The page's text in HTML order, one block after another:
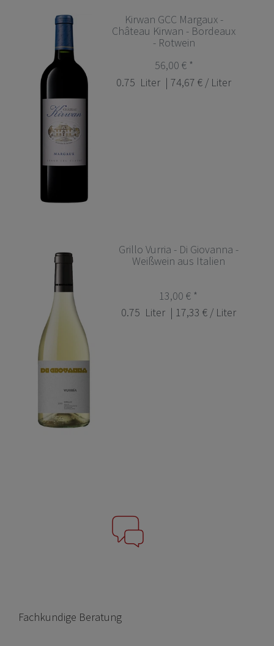
Kirwan GCC Margaux -
Château Kirwan - Bordeaux
- Rotwein
56,00 € *
0.75 Liter | 74,67 € / Liter
Grillo Vurria - Di Giovanna -
Weißwein aus Italien
13,00 € *
0.75 Liter | 17,33 € / Liter
Fachkundige Beratung